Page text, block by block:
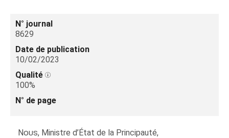
N° journal
8629
Date de publication
10/02/2023
Qualité
100%
N° de page
Nous, Ministre d’État de la Principauté,